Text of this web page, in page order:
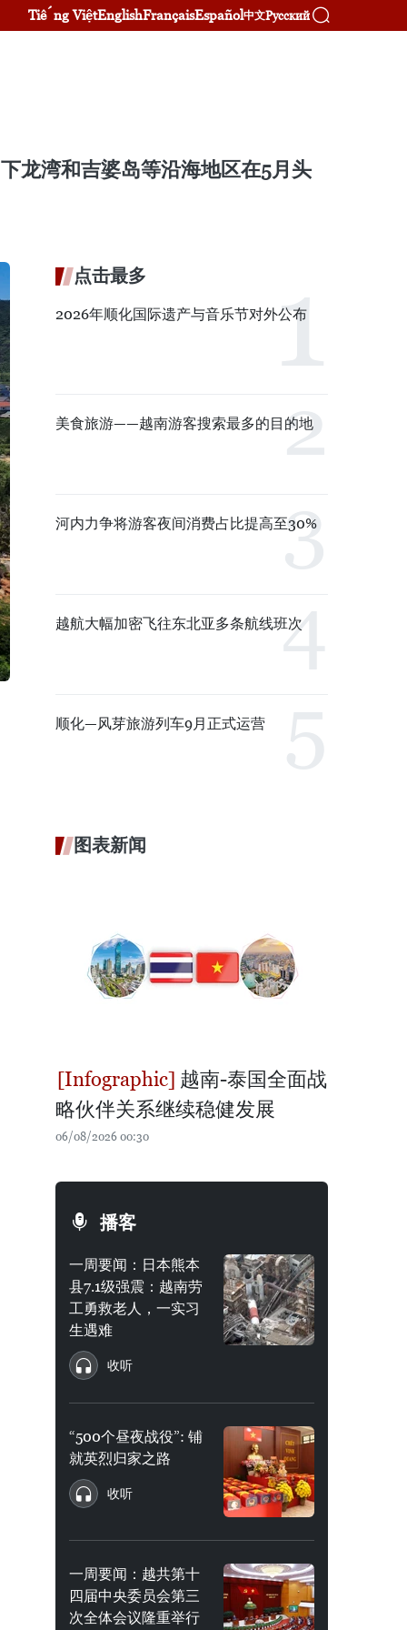
Tiếng ViệtEnglishFrançaisEspañol中文Русский
龙湾和吉婆岛等沿海地区在5月头
点击最多
2026年顺化国际遗产与音乐节对外公布
美食旅游——越南游客搜索最多的目的地
河内力争将游客夜间消费占比提高至30%
越航大幅加密飞往东北亚多条航线班次
顺化—风芽旅游列车9月正式运营
图表新闻
越南-泰国全面战
略伙伴关系继续稳健发展
06/08/2026 00:30
播客
一周要闻：日本熊本
县7.1级强震：越南劳
工勇救老人，一实习
生遇难
收听
“500个昼夜战役”: 铺
就英烈归家之路
收听
一周要闻：越共第十
四届中央委员会第三
次全体会议隆重举行